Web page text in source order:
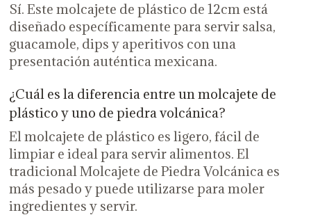
Sí. Este molcajete de plástico de 12cm está
diseñado específicamente para servir salsa,
guacamole, dips y aperitivos con una
presentación auténtica mexicana.
¿Cuál es la diferencia entre un molcajete de
plástico y uno de piedra volcánica?
El molcajete de plástico es ligero, fácil de
limpiar e ideal para servir alimentos. El
tradicional Molcajete de Piedra Volcánica es
más pesado y puede utilizarse para moler
ingredientes y servir.